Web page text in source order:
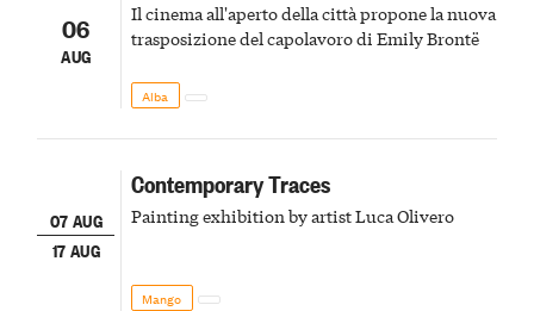
06
AUG
Il cinema all'aperto della città propone la nuova
trasposizione del capolavoro di Emily Brontë
Alba
07 AUG
17 AUG
Contemporary Traces
Painting exhibition by artist Luca Olivero
Mango